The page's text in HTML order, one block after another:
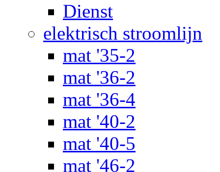
Dienst
elektrisch stroomlijn
mat '35-2
mat '36-2
mat '36-4
mat '40-2
mat '40-5
mat '46-2